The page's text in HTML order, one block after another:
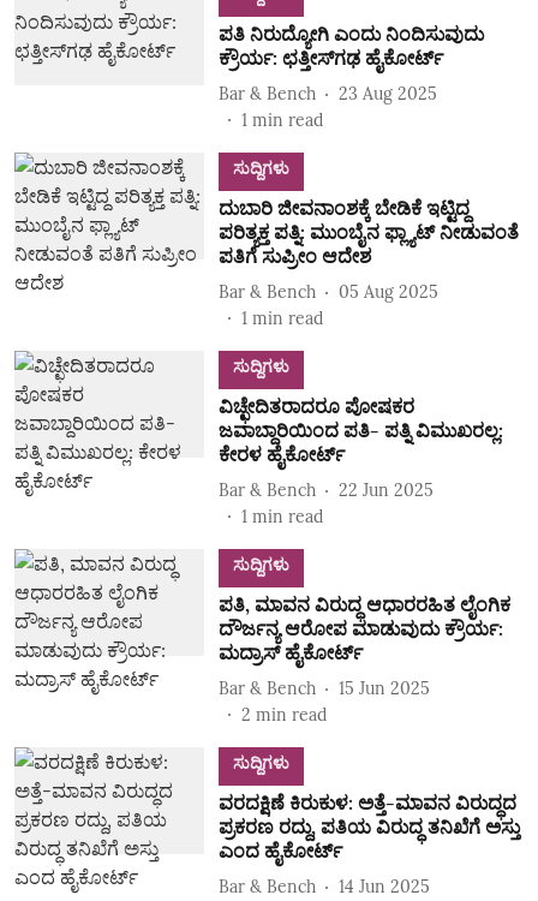
ಪತಿ ನಿರುದ್ಯೋಗಿ ಎಂದು ನಿಂದಿಸುವುದು
ಕ್ರೌರ್ಯ: ಛತ್ತೀಸ್‌ಗಢ ಹೈಕೋರ್ಟ್
Bar & Bench
23 Aug 2025
1 min read
ಸುದ್ದಿಗಳು
ದುಬಾರಿ ಜೀವನಾಂಶಕ್ಕೆ ಬೇಡಿಕೆ ಇಟ್ಟಿದ್ದ
ಪರಿತ್ಯಕ್ತ ಪತ್ನಿ: ಮುಂಬೈನ ಫ್ಲ್ಯಾಟ್‌ ನೀಡುವಂತೆ
ಪತಿಗೆ ಸುಪ್ರೀಂ ಆದೇಶ
Bar & Bench
05 Aug 2025
1 min read
ಸುದ್ದಿಗಳು
ವಿಚ್ಛೇದಿತರಾದರೂ ಪೋಷಕರ
ಜವಾಬ್ದಾರಿಯಿಂದ ಪತಿ- ಪತ್ನಿ ವಿಮುಖರಲ್ಲ:
ಕೇರಳ ಹೈಕೋರ್ಟ್
Bar & Bench
22 Jun 2025
1 min read
ಸುದ್ದಿಗಳು
ಪತಿ, ಮಾವನ ವಿರುದ್ಧ ಆಧಾರರಹಿತ ಲೈಂಗಿಕ
ದೌರ್ಜನ್ಯ ಆರೋಪ ಮಾಡುವುದು ಕ್ರೌರ್ಯ:
ಮದ್ರಾಸ್ ಹೈಕೋರ್ಟ್
Bar & Bench
15 Jun 2025
2 min read
ಸುದ್ದಿಗಳು
ವರದಕ್ಷಿಣೆ ಕಿರುಕುಳ: ಅತ್ತೆ-ಮಾವನ ವಿರುದ್ಧದ
ಪ್ರಕರಣ ರದ್ದು, ಪತಿಯ ವಿರುದ್ಧ ತನಿಖೆಗೆ ಅಸ್ತು
ಎಂದ ಹೈಕೋರ್ಟ್‌
Bar & Bench
14 Jun 2025